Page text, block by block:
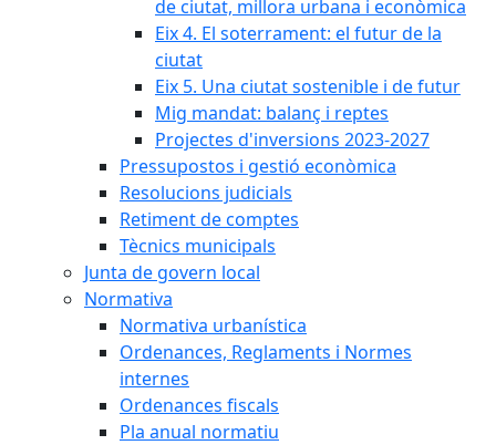
de ciutat, millora urbana i econòmica
Eix 4. El soterrament: el futur de la
ciutat
Eix 5. Una ciutat sostenible i de futur
Mig mandat: balanç i reptes
Projectes d'inversions 2023-2027
Pressupostos i gestió econòmica
Resolucions judicials
Retiment de comptes
Tècnics municipals
Junta de govern local
Normativa
Normativa urbanística
Ordenances, Reglaments i Normes
internes
Ordenances fiscals
Pla anual normatiu